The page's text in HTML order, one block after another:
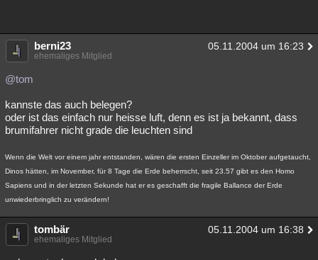
berni23 05.11.2004 um 16:23
ehemaliges Mitglied
@tom
kannste das auch belegen?
oder ist das einfach nur heisse luft, denn es ist ja bekannt, dass
brumifahrer nicht grade die leuchten sind
Wenn die Welt vor einem jahr entstanden, wären die ersten Einzeller im Oktober aufgetaucht,
Dinos hätten, im November, für 8 Tage die Erde beherrscht, seit 23.57 gibt es den Homo
Sapiens und in der letzten Sekunde hat er es geschafft die fragile Ballance der Erde
unwiederbringlich zu verändern!
tombär 05.11.2004 um 16:38
ehemaliges Mitglied